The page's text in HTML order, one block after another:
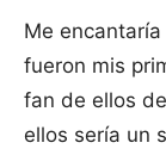
Me
fueron mis
fan de ellos
ellos sería un